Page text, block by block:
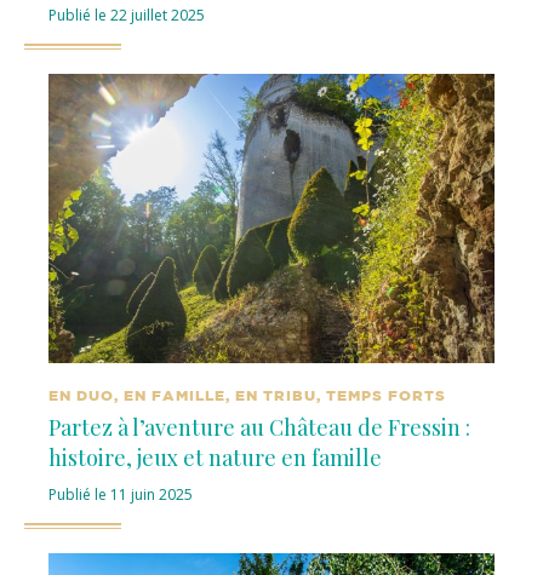
Publié le 22 juillet 2025
EN DUO, EN FAMILLE, EN TRIBU, TEMPS FORTS
Partez à l’aventure au Château de Fressin :
histoire, jeux et nature en famille
Publié le 11 juin 2025